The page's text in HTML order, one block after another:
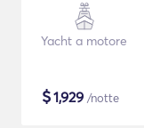
Yacht a motore
$1,929 /notte